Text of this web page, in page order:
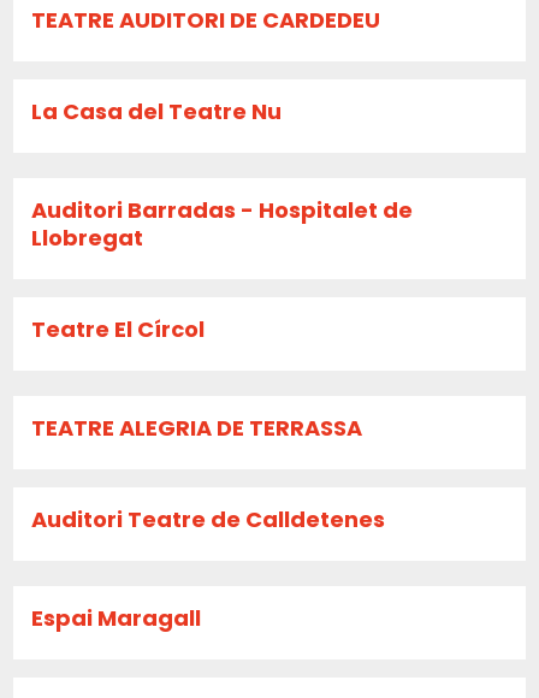
TEATRE AUDITORI DE CARDEDEU
La Casa del Teatre Nu
Auditori Barradas - Hospitalet de
Llobregat
Teatre El Círcol
TEATRE ALEGRIA DE TERRASSA
Auditori Teatre de Calldetenes
Espai Maragall